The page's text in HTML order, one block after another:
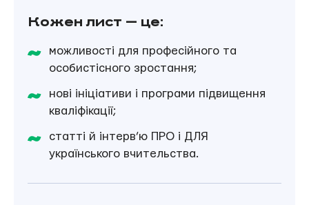
Кожен лист — це:
можливості для професійного та
особистісного зростання;
нові ініціативи і програми підвищення
кваліфікації;
статті й інтерв’ю ПРО і ДЛЯ
українського вчительства.
ILF